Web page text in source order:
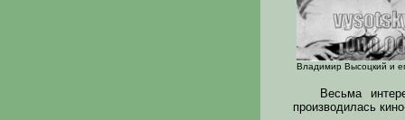
Владимир Высоцкий и
Весьма
производилась